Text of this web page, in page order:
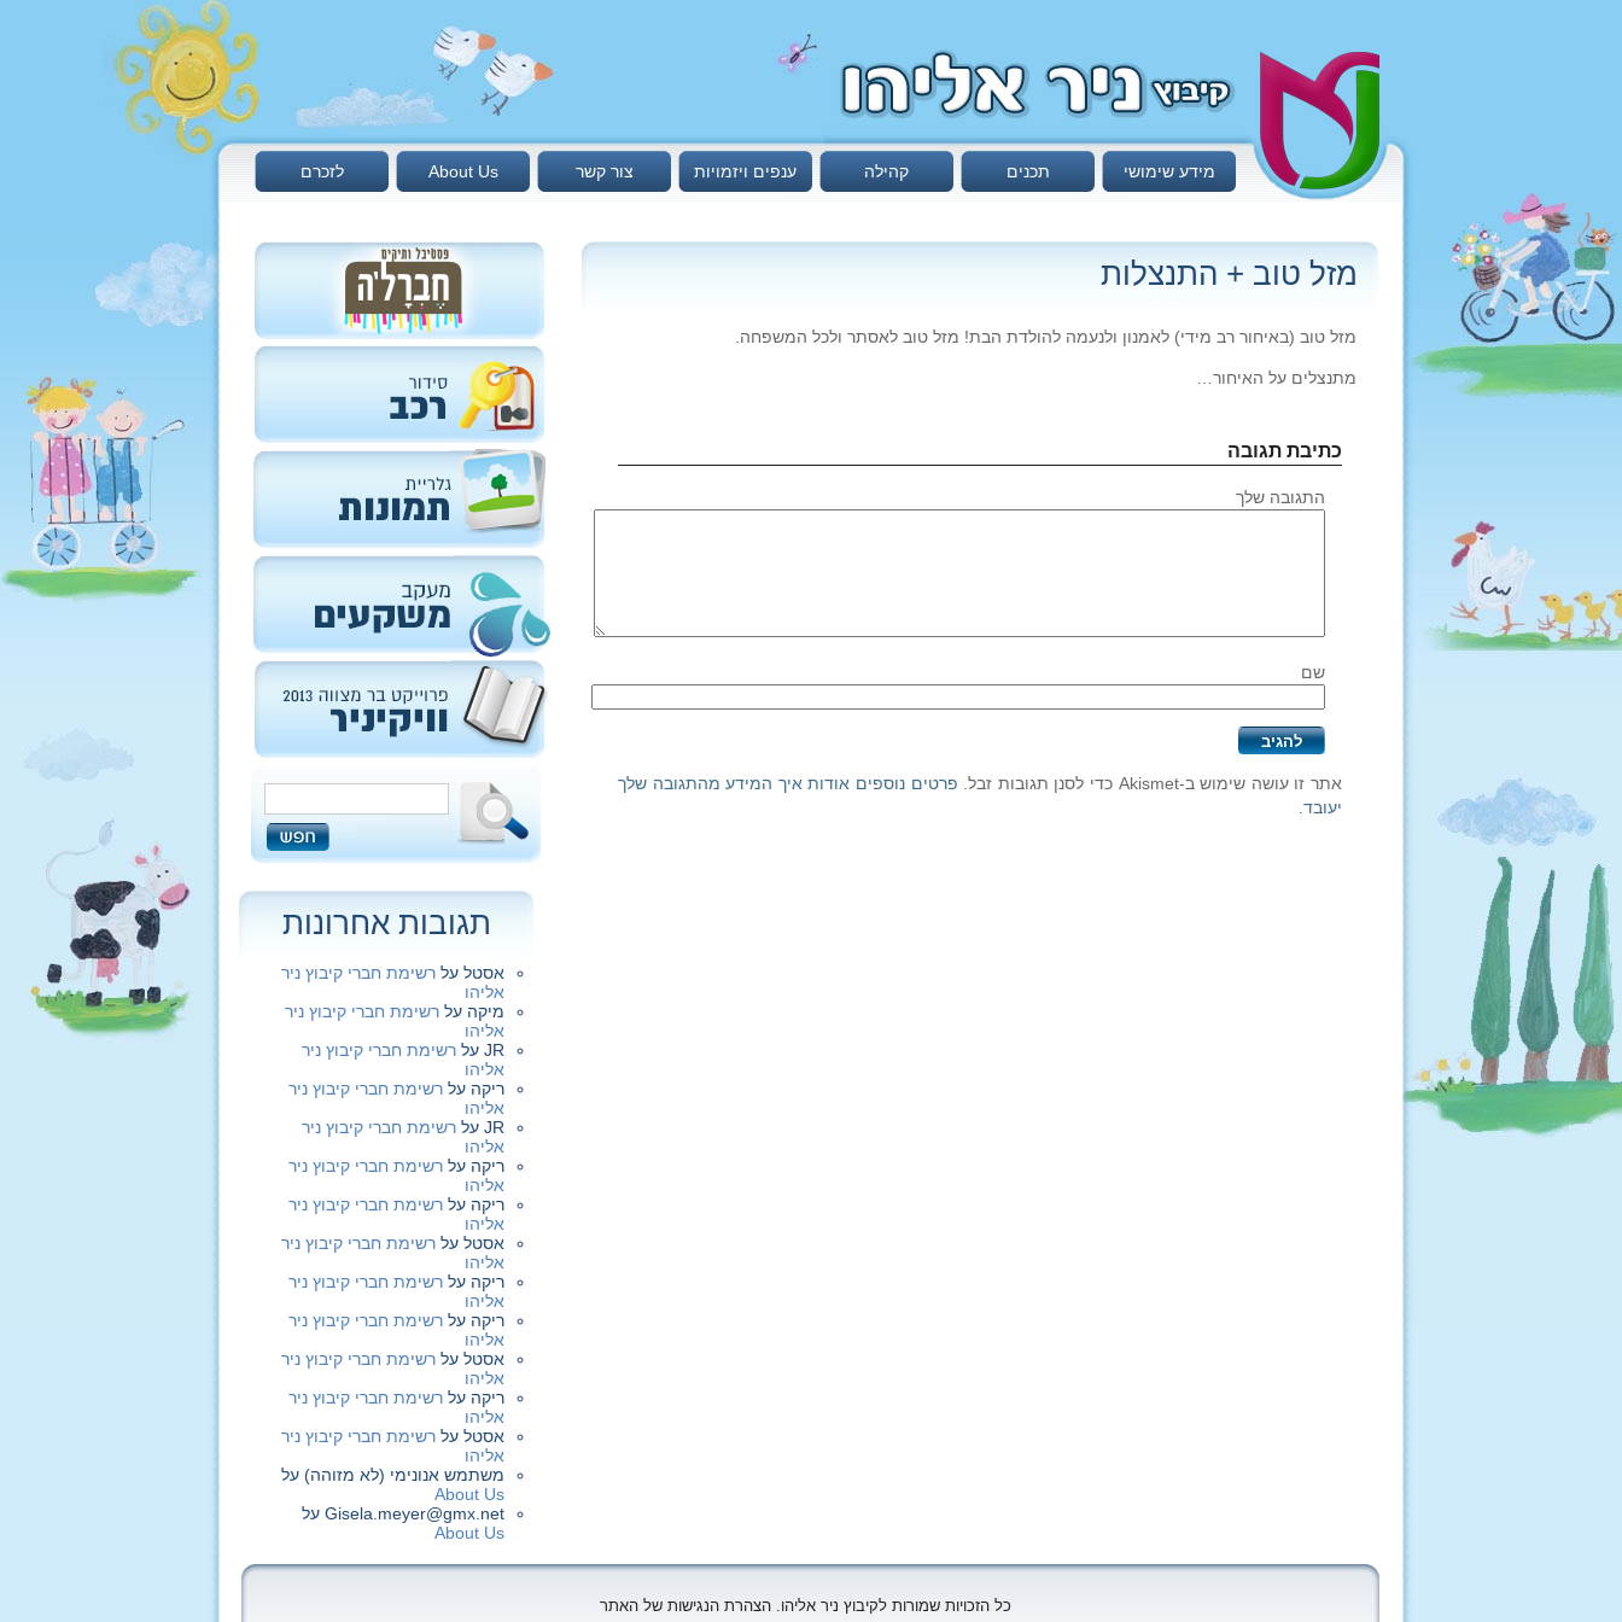
לזכרם About Us צור קשר ענפים ויזמויות קהילה תכנים מידע שימושי
מזל טוב + התנצלות
מזל טוב (באיחור רב מידי) לאמנון ולנעמה להולדת הבת! מזל טוב לאסתר ולכל המשפחה.
מתנצלים על האיחור…
כתיבת תגובה
התגובה שלך
שם
אתר זו עושה שימוש ב-Akismet כדי לסנן תגובות זבל.
פרטים נוספים אודות איך המידע מהתגובה שלך
יעובד
תגובות אחרונות
אסטל על רשימת חברי קיבוץ ניר
אליהו
מיקה על רשימת חברי קיבוץ ניר
אליהו
JR על רשימת חברי קיבוץ ניר
אליהו
ריקה על רשימת חברי קיבוץ ניר
אליהו
JR על רשימת חברי קיבוץ ניר
אליהו
ריקה על רשימת חברי קיבוץ ניר
אליהו
ריקה על רשימת חברי קיבוץ ניר
אליהו
אסטל על רשימת חברי קיבוץ ניר
אליהו
ריקה על רשימת חברי קיבוץ ניר
אליהו
ריקה על רשימת חברי קיבוץ ניר
אליהו
אסטל על רשימת חברי קיבוץ ניר
אליהו
ריקה על רשימת חברי קיבוץ ניר
אליהו
אסטל על רשימת חברי קיבוץ ניר
אליהו
משתמש אנונימי (לא מזוהה) על
About Us
Gisela.meyer@gmx.net על
About Us
כל הזכויות שמורות לקיבוץ ניר אליהו. הצהרת הנגישות של האתר